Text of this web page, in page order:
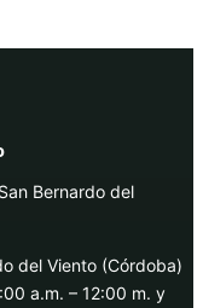
Bernardo del
del Viento (Córdoba)
a.m. – 12:00 m. y